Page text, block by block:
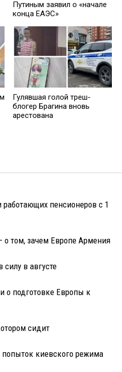
Путиным заявил о «начале
конца ЕАЭС»
Гулявшая голой треш-
блогер Брагина вновь
арестована
пенсионеров с 1
том, зачем Европе Армения
в августе
о подготовке Европы к
сидит
попыток киевского режима